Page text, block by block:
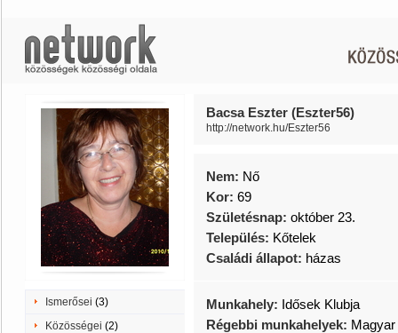
Ismerősei (3)
Közösségei (2)
Bacsa Eszter (Eszter56)
http://network.hu/Eszter56
Nem: Nő
Kor: 69
Születésnap: október 23.
Település: Kőtelek
Családi állapot: házas
Munkahely: Idősek Klubja
Régebbi munkahelyek: